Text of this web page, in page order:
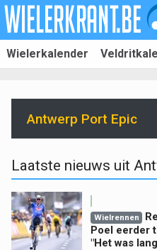
Wielerkalender
Antwerp Port Epic
Laatste nieuws uit
Wielrennen
Poel eerder
"Het was